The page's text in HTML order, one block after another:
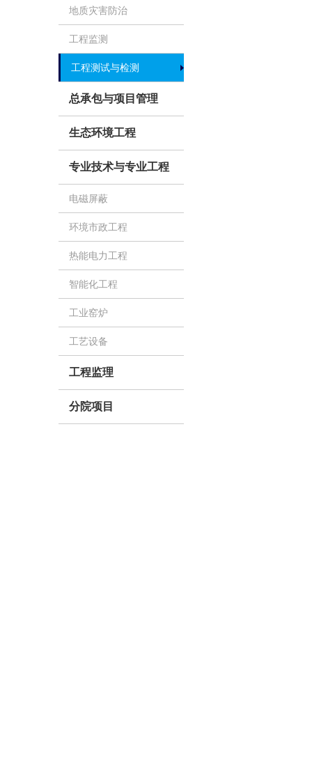
地质灾害防治
工程监测
工程测试与检测
总承包与项目管理
生态环境工程
专业技术与专业工程
电磁屏蔽
环境市政工程
热能电力工程
智能化工程
工业窑炉
工艺设备
工程监理
分院项目